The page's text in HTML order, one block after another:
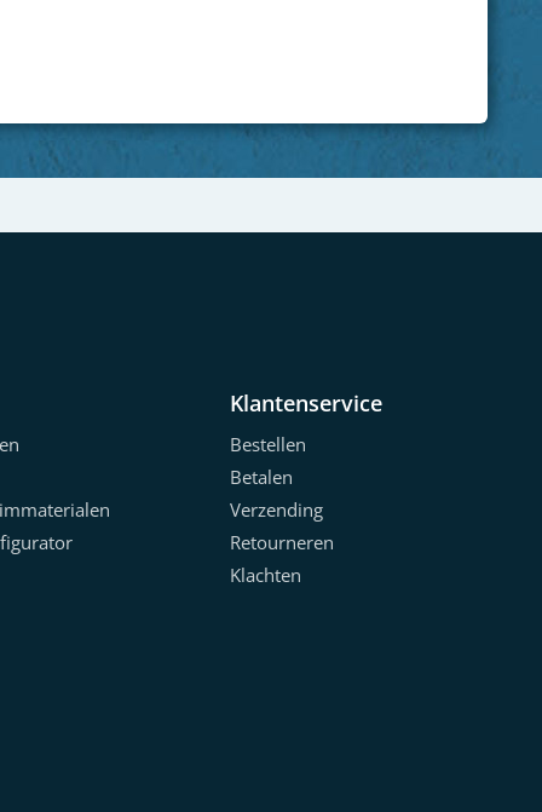
Klantenservice
Bestellen
Betalen
Verzending
Retourneren
Klachten